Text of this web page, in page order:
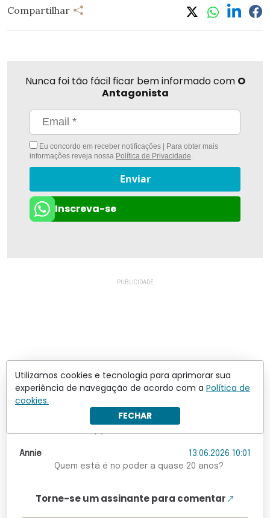
Compartilhar
Nunca foi tão fácil ficar bem informado com O
Antagonista
Eu concordo em receber notificações | Para obter mais
informações reveja nossa Política de Privacidade.
Enviar
Inscreva-se
Os comentários não representam a opinião do site; a
responsabilidade pelo conteúdo postado é do autor da
Annie
13.06.2026 10:01
Quem está é no poder a quase 20 anos?
Torne-se um assinante para comentar
Utilizamos cookies e tecnologia para aprimorar sua
experiência de navegação de acordo com a Política de
cookies.
FECHAR